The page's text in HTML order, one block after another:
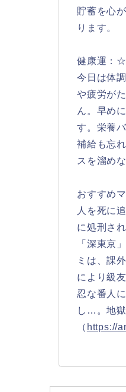
貯蓄を心
ります。
健康運：
今日は体
や疲労が
ん。早め
す。栄養
補給も忘
スを溜め
おすすめ
人を死に
に処刑さ
「深東京
ミは、課
により級
忍な番人
し…。地
（ https://